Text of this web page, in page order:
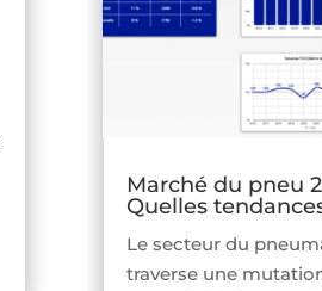
Marché du pneu
Quelles
Le secteur du
traverse une